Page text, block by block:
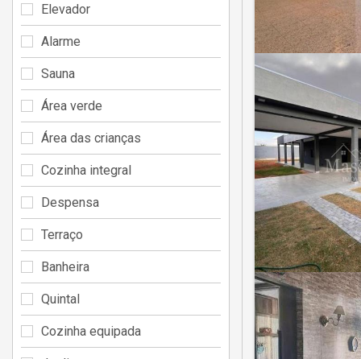
Elevador
Alarme
Sauna
Área verde
Área das crianças
Cozinha integral
Despensa
Terraço
Banheira
Quintal
Cozinha equipada